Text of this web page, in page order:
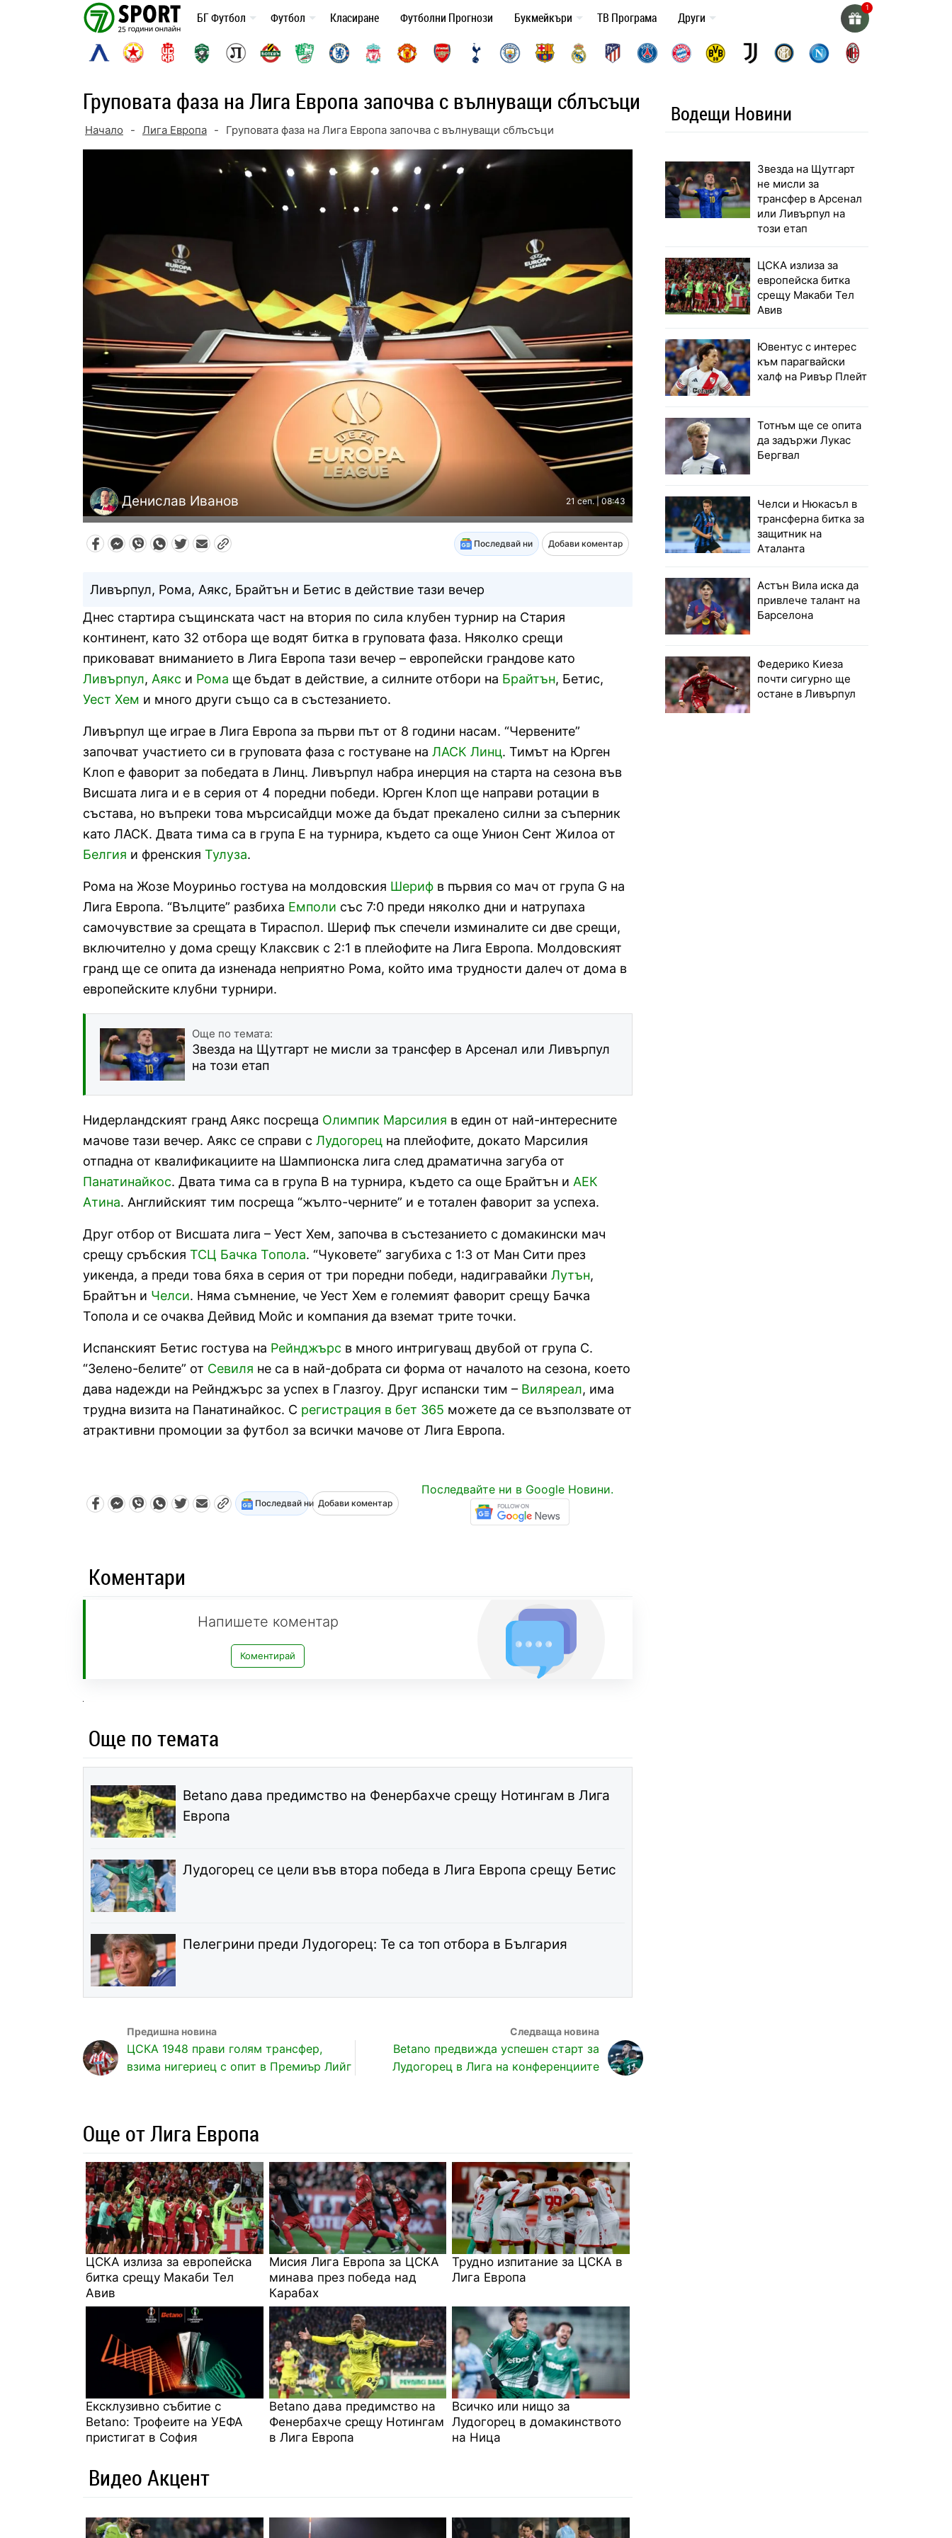
БГ Футбол Футбол Класиране Футболни Прогнози Букмейкъри ТВ Програма Други
Груповата фаза на Лига Европа започва с вълнуващи сблъсъци
Начало - Лига Европа - Груповата фаза на Лига Европа започва с вълнуващи сблъсъци
Денислав Иванов 21 сеп. | 08:43
Последвай ни Добави коментар
Ливърпул, Рома, Аякс, Брайтън и Бетис в действие тази вечер
Днес стартира същинската част на втория по сила клубен турнир на Стария
континент, като 32 отбора ще водят битка в груповата фаза. Няколко срещи
приковават вниманието в Лига Европа тази вечер – европейски грандове като
Ливърпул, Аякс и Рома ще бъдат в действие, а силните отбори на Брайтън, Бетис,
Уест Хем и много други също са в състезанието.
Ливърпул ще играе в Лига Европа за първи път от 8 години насам. “Червените”
започват участието си в груповата фаза с гостуване на ЛАСК Линц. Тимът на Юрген
Клоп е фаворит за победата в Линц. Ливърпул набра инерция на старта на сезона във
Висшата лига и е в серия от 4 поредни победи. Юрген Клоп ще направи ротации в
състава, но въпреки това мърсисайдци може да бъдат прекалено силни за съперник
като ЛАСК. Двата тима са в група Е на турнира, където са още Унион Сент Жилоа от
Белгия и френския Тулуза.
Рома на Жозе Моуриньо гостува на молдовския Шериф в първия со мач от група G на
Лига Европа. “Вълците” разбиха Емполи със 7:0 преди няколко дни и натрупаха
самочувствие за срещата в Тираспол. Шериф пък спечели изминалите си две срещи,
включително у дома срещу Клаксвик с 2:1 в плейофите на Лига Европа. Молдовският
гранд ще се опита да изненада неприятно Рома, който има трудности далеч от дома в
европейските клубни турнири.
Още по темата:
Звезда на Щутгарт не мисли за трансфер в Арсенал или Ливърпул
на този етап
Нидерландският гранд Аякс посреща Олимпик Марсилия в един от най-интересните
мачове тази вечер. Аякс се справи с Лудогорец на плейофите, докато Марсилия
отпадна от квалификациите на Шампионска лига след драматична загуба от
Панатинайкос. Двата тима са в група В на турнира, където са още Брайтън и АЕК
Атина. Английският тим посреща “жълто-черните” и е тотален фаворит за успеха.
Друг отбор от Висшата лига – Уест Хем, започва в състезанието с домакински мач
срещу сръбския ТСЦ Бачка Топола. “Чуковете” загубиха с 1:3 от Ман Сити през
уикенда, а преди това бяха в серия от три поредни победи, надигравайки Лутън,
Брайтън и Челси. Няма съмнение, че Уест Хем е големият фаворит срещу Бачка
Топола и се очаква Дейвид Мойс и компания да вземат трите точки.
Испанският Бетис гостува на Рейнджърс в много интригуващ двубой от група С.
“Зелено-белите” от Севиля не са в най-добрата си форма от началото на сезона, което
дава надежди на Рейнджърс за успех в Глазгоу. Друг испански тим – Виляреал, има
трудна визита на Панатинайкос. С регистрация в бет 365 можете да се възползвате от
атрактивни промоции за футбол за всички мачове от Лига Европа.
Последвай ни Добави коментар
Последвайте ни в Google Новини.
Коментари
Напишете коментар
Коментирай
Още по темата
Betano дава предимство на Фенербахче срещу Нотингам в Лига
Европа
Лудогорец се цели във втора победа в Лига Европа срещу Бетис
Пелегрини преди Лудогорец: Те са топ отбора в България
ЦСКА 1948 прави голям трансфер,
взима нигериец с опит в Премиър Лийг
Betano предвижда успешен старт за
Лудогорец в Лига на конференциите
Още от Лига Европа
ЦСКА излиза за европейска
битка срещу Макаби Тел
Авив
Мисия Лига Европа за ЦСКА
минава през победа над
Карабах
Трудно изпитание за ЦСКА в
Лига Европа
Ексклузивно събитие с
Betanо: Трофеите на УЕФА
пристигат в София
Betano дава предимство на
Фенербахче срещу Нотингам
в Лига Европа
Всичко или нищо за
Лудогорец в домакинството
на Ница
Видео Акцент
Водещи Новини
Звезда на Щутгарт
не мисли за
трансфер в Арсенал
или Ливърпул на
този етап
ЦСКА излиза за
европейска битка
срещу Макаби Тел
Авив
Ювентус с интерес
към парагвайски
халф на Ривър Плейт
Тотнъм ще се опита
да задържи Лукас
Бергвал
Челси и Нюкасъл в
трансферна битка за
защитник на
Аталанта
Астън Вила иска да
привлече талант на
Барселона
Федерико Киеза
почти сигурно ще
остане в Ливърпул